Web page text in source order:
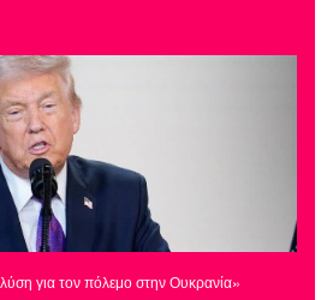
για τον πόλεμο στην Ουκρανία»